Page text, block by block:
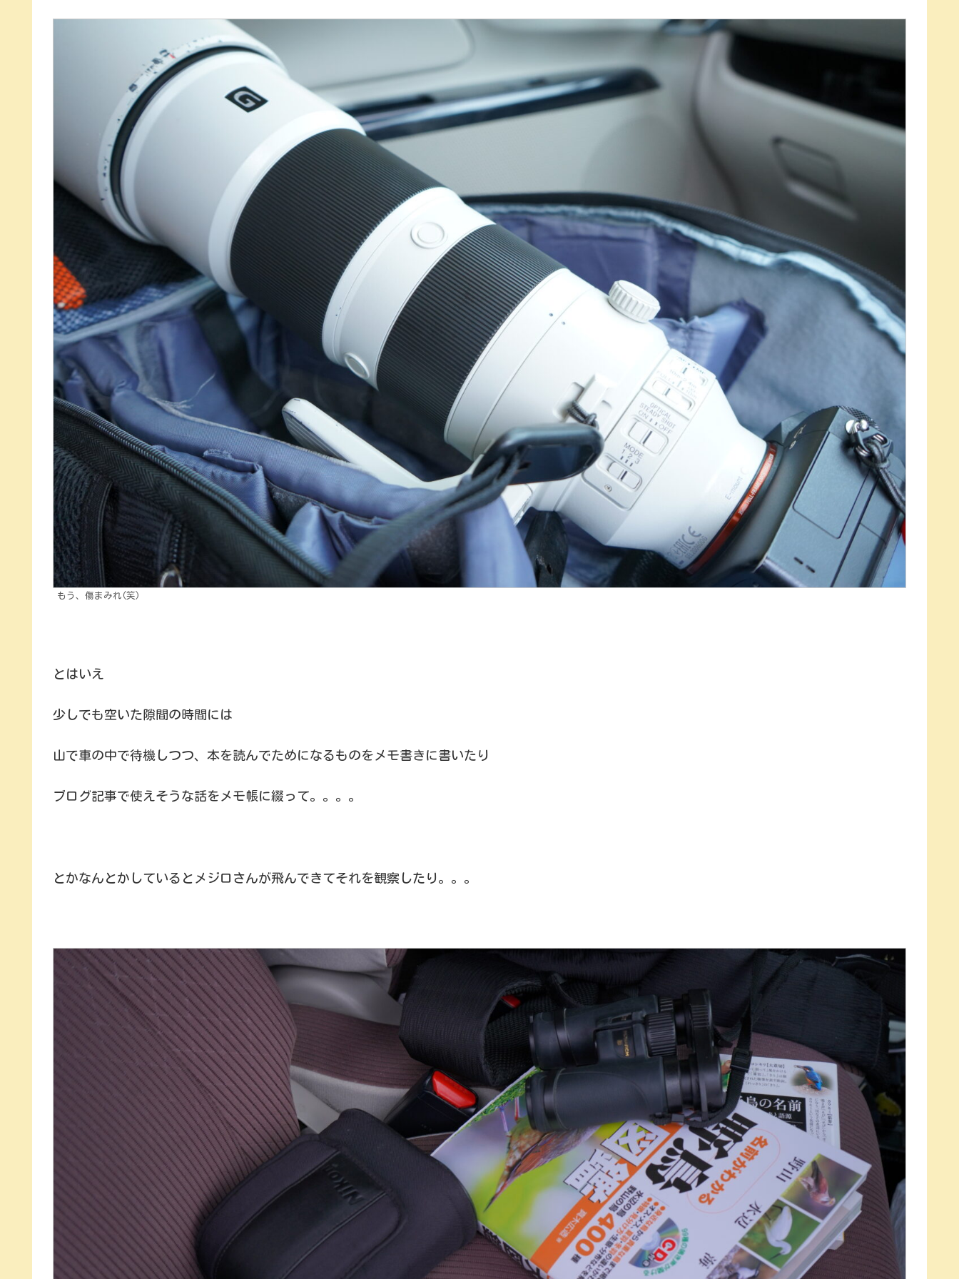
もう、傷まみれ(笑)
とはいえ
少しでも空いた隙間の時間には
山で車の中で待機しつつ、本を読んでためになるものをメモ書きに書いたり
ブログ記事で使えそうな話をメモ帳に綴って。。。。
とかなんとかしているとメジロさんが飛んできてそれを観察したり。。。